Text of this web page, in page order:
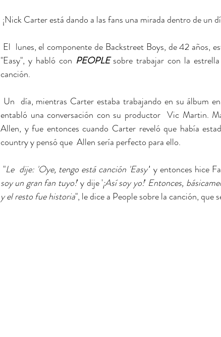
¡Nick Carter está dando a las fans una mirada dentro de un
"Easy", y habló con PEOPLE sobre trabajar con la
canción.
entabló una conversación con su productor  Vic Martin.
Allen, y fue entonces cuando Carter reveló que había
country y pensó que  Allen sería perfecto para ello.
"Le  dije: 'Oye, tengo está canción 'Easy'' y entonces hice
soy un gran fan tuyo!' y dije '¡Así soy yo!' Entonces,
y el resto fue historia", le dice a People sobre la canción, que